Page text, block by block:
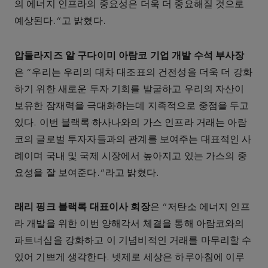
의 에너지 인프라의 중요성은 더욱 더 중요해질 것으로
예상된다.”고 밝혔다.
압둘라지즈 알 구다이미 아람코 기업 개발 수석 부사장
은 “우리는 우리의 대차 대조표의 건전성을 더욱 더 강화
하기 위한 새로운 투자 기회를 발굴하고 우리의 자산이
보유한 잠재력을 극대화하는데 지족적으로 중점을 두고
있다. 이번 블랙록·하사나와의 가스 인프라 거래는 아람
코의 글로벌 투자자들과의 관계를 보여주는 대표적인 사
례이며 국내 및 국제 시장에서 높아지고 있는 가스의 중
요성을 잘 보여준다.”라고 밝혔다.
래리 핑크 블랙록 대표이사 회장은 “저탄소 에너지 인프
라 개발을 위한 이번 양해각서 체결을 통해 아람코와의
파트너십을 강화하고 이 기념비적인 거래를 마무리할 수
있어 기쁘게 생각한다. 넷제로 세상은 하루아침에 이루